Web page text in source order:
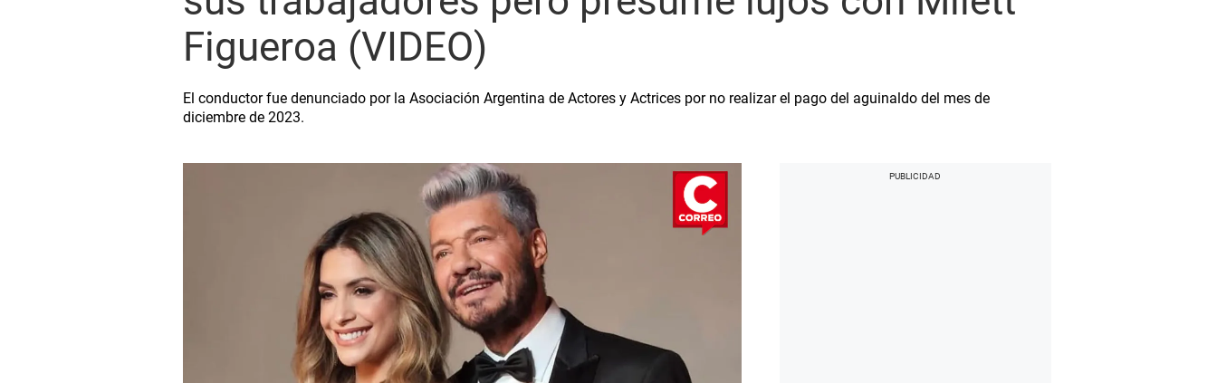
Figueroa (VIDEO)
El conductor fue denunciado por la Asociación Argentina de Actores y Actrices por no realizar el pago del aguinaldo del mes de
diciembre de 2023.